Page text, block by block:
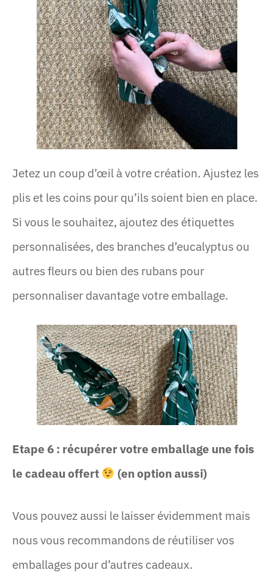
Jetez un coup d’œil à votre création. Ajustez les
plis et les coins pour qu’ils soient bien en place.
Si vous le souhaitez, ajoutez des étiquettes
personnalisées, des branches d’eucalyptus ou
autres fleurs ou bien des rubans pour
personnaliser davantage votre emballage.
Etape 6 : récupérer votre emballage une fois
le cadeau offert
(en option aussi)
Vous pouvez aussi le laisser évidemment mais
nous vous recommandons de réutiliser vos
emballages pour d’autres cadeaux.